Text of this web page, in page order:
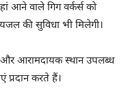
आने वाले गिग वर्कर्स को
की सुविधा भी मिलेगी।
और आरामदायक स्थान उपलब्ध
प्रदान करते हैं।